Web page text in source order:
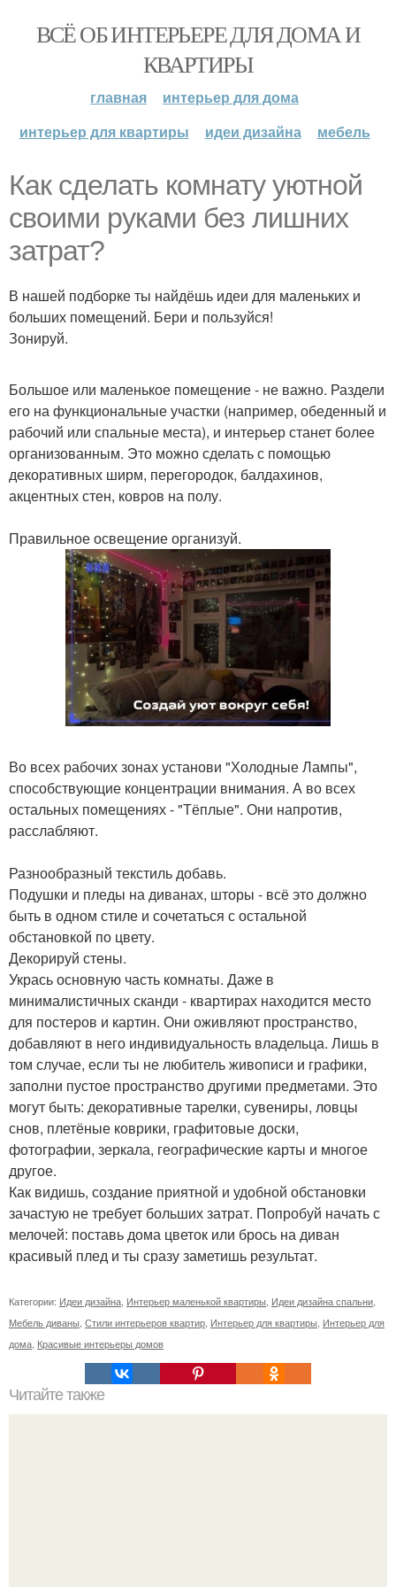
ВСЁ ОБ ИНТЕРЬЕРЕ ДЛЯ ДОМА И
КВАРТИРЫ
главная
интерьер для дома
интерьер для квартиры
идеи дизайна мебель
Как сделать комнату уютной
своими руками без лишних
затрат?
В нашей подборке ты найдёшь идеи для маленьких и
больших помещений. Бери и пользуйся!
Зонируй.
Большое или маленькое помещение - не важно. Раздели
его на функциональные участки (например, обеденный и
рабочий или спальные места), и интерьер станет более
организованным. Это можно сделать с помощью
декоративных ширм, перегородок, балдахинов,
акцентных стен, ковров на полу.
Правильное освещение организуй.
Во всех рабочих зонах установи "Холодные Лампы",
способствующие концентрации внимания. А во всех
остальных помещениях - "Тёплые". Они напротив,
расслабляют.
Разнообразный текстиль добавь.
Подушки и пледы на диванах, шторы - всё это должно
быть в одном стиле и сочетаться с остальной
обстановкой по цвету.
Декорируй стены.
Укрась основную часть комнаты. Даже в
минималистичных сканди - квартирах находится место
для постеров и картин. Они оживляют пространство,
добавляют в него индивидуальность владельца. Лишь в
том случае, если ты не любитель живописи и графики,
заполни пустое пространство другими предметами. Это
могут быть: декоративные тарелки, сувениры, ловцы
снов, плетёные коврики, графитовые доски,
фотографии, зеркала, географические карты и многое
другое.
Как видишь, создание приятной и удобной обстановки
зачастую не требует больших затрат. Попробуй начать с
мелочей: поставь дома цветок или брось на диван
красивый плед и ты сразу заметишь результат.
Категории: Идеи дизайна, Интерьер маленькой квартиры, Идеи дизайна спальни,
Мебель диваны, Стили интерьеров квартир, Интерьер для квартиры, Интерьер для
дома, Красивые интерьеры домов
Читайте также